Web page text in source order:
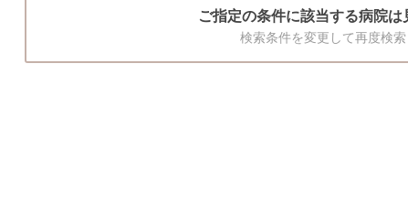
ご指定の条件に該当する病院は
検索条件を変更して再度検索